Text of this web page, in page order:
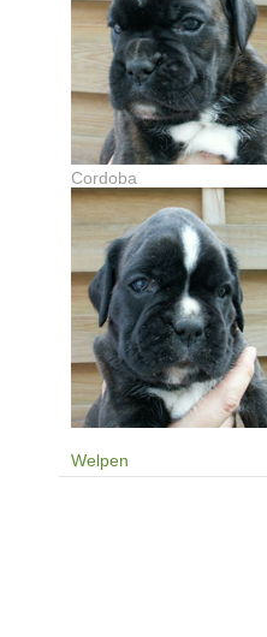
Cordoba
Welpen